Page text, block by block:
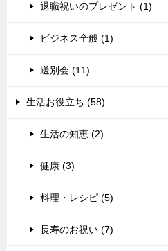
退職祝いのプレゼント (1)
ビジネス全般 (1)
送別会 (11)
生活お役立ち (58)
生活の知恵 (2)
健康 (3)
料理・レシピ (5)
長寿のお祝い (7)